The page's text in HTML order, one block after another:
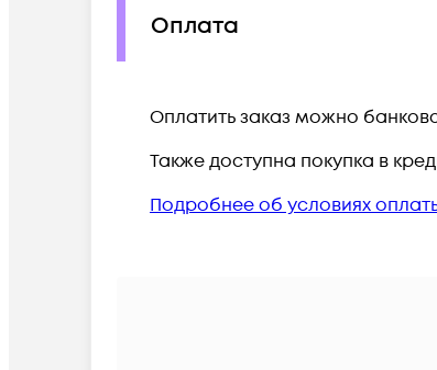
Оплата
Оплатить заказ можно
Также доступна покупка в
Подробнее об условиях